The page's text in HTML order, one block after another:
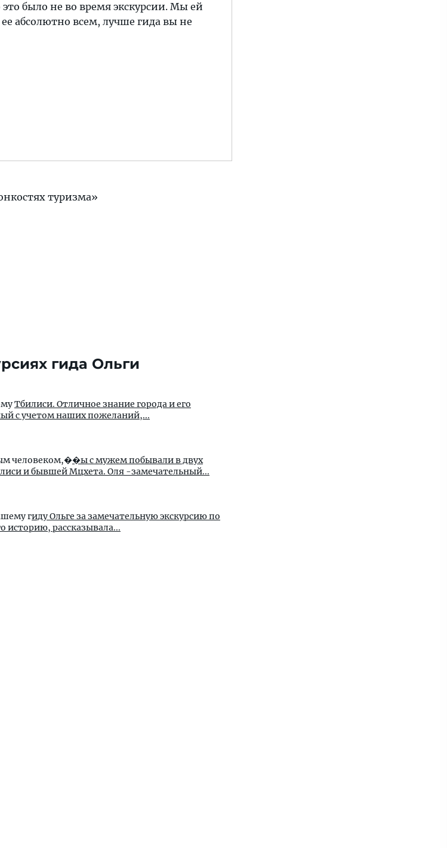
было не во время экскурсии. Мы ей
абсолютно всем, лучше гида вы не
туризма»
гида Ольги
Тбилиси. Отличное знание города и его
с учетом наших пожеланий,...
человеком,��ы с мужем побывали в двух
древних столицах Грузии: в нынешней Тбилиси и бывшей Мцхета. Оля -замечательный...
гиду Ольге за замечательную экскурсию по
историю, рассказывала...